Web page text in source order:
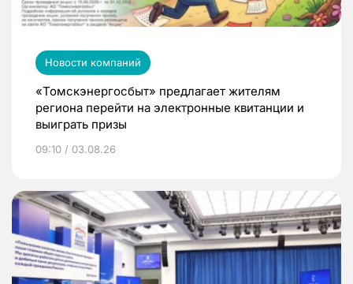
Новости компаний
«Томскэнергосбыт» предлагает жителям
региона перейти на электронные квитанции и
выиграть призы
09:10 / 03.08.26